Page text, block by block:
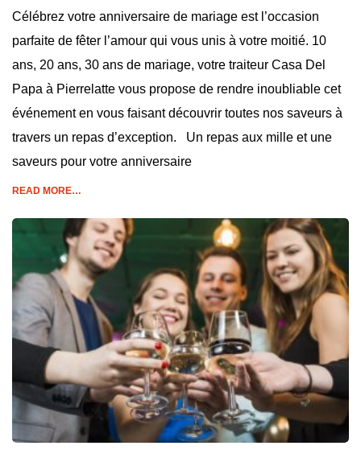
Célébrez votre anniversaire de mariage est l’occasion
parfaite de fêter l’amour qui vous unis à votre moitié. 10
ans, 20 ans, 30 ans de mariage, votre traiteur Casa Del
Papa à Pierrelatte vous propose de rendre inoubliable cet
événement en vous faisant découvrir toutes nos saveurs à
travers un repas d’exception. Un repas aux mille et une
saveurs pour votre anniversaire
READ MORE…